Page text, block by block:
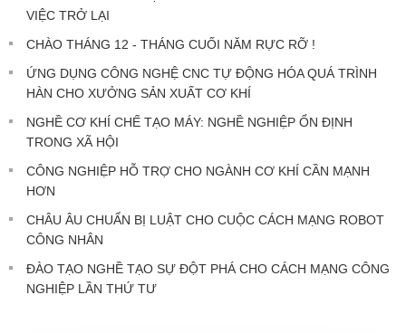
VIỆC TRỞ LẠI
CHÀO THÁNG 12 - THÁNG CUỐI NĂM RỰC RỠ !
ỨNG DỤNG CÔNG NGHỆ CNC TỰ ĐỘNG HÓA QUÁ TRÌNH
HÀN CHO XƯỞNG SẢN XUẤT CƠ KHÍ
NGHỀ CƠ KHÍ CHẾ TẠO MÁY: NGHỀ NGHIỆP ỔN ĐỊNH
TRONG XÃ HỘI
CÔNG NGHIỆP HỖ TRỢ CHO NGÀNH CƠ KHÍ CẦN MẠNH
HƠN
CHÂU ÂU CHUẨN BỊ LUẬT CHO CUỘC CÁCH MẠNG ROBOT
CÔNG NHÂN
ĐÀO TẠO NGHỀ TẠO SỰ ĐỘT PHÁ CHO CÁCH MẠNG CÔNG
NGHIỆP LẦN THỨ TƯ